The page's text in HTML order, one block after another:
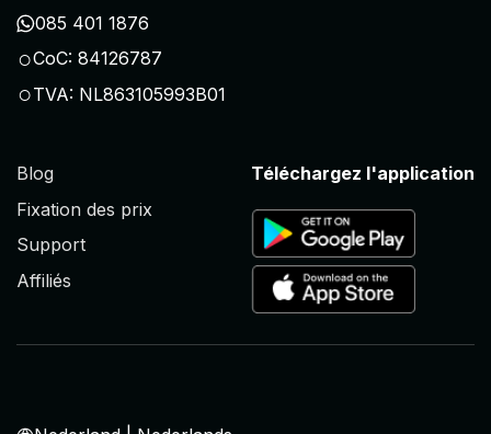
085 401 1876
○CoC: 84126787
○TVA: NL863105993B01
Blog
Fixation des prix
Support
Affiliés
Téléchargez l'application